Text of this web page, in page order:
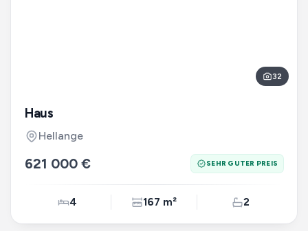
32
Haus
Hellange
621 000 € SEHR GUTER PREIS
4 167 m² 2